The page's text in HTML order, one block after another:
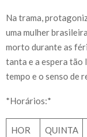
Na trama,
uma mulher
morto durante as
tanta e a espera tão
tempo e o senso de
*Horários:*
HOR
QUINTA